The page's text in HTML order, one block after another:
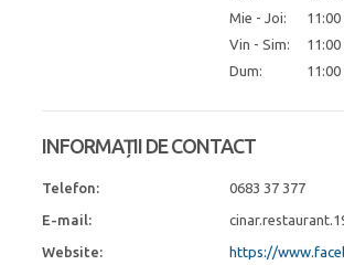
Mie - Joi:
Vin - Sim:
Dum:
INFORMAȚII DE CONTACT
Telefon: 0683 37 377
E-mail:
Website: https://